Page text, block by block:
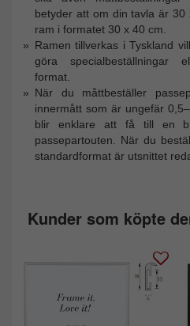
betyder att om din tavla är
ram i formatet 30 x 40 cm.
Ramen tillverkas i Tyskland
göra specialbeställningar
format.
När du måttbeställer
innermått som är ungefär
blir enklare att få till en
passepartouten. När du
standardformat är utsnittet
Kunder som köpte